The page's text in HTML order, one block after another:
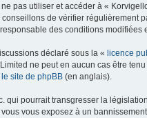
pas utiliser et accéder à «
de vérifier régulièrement
des conditions modifiées
déclaré sous la « licence
ne peut en aucun cas être
le site de phpBB (en anglais).
qui pourrait transgresser la
vous exposez à un